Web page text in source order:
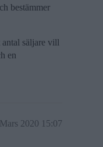
bestämmer
säljare vill
en
2020 15:07